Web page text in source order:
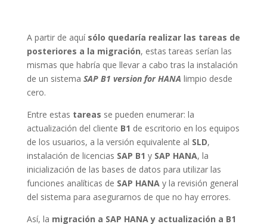
A partir de aquísólo quedaría realizar las tareas de
posteriores a la migración, estas tareas serían las
mismas que habría que llevar a cabo tras la instalación
de un sistema SAP B1 version for HANA limpio desde
cero.
Entre estas tareas se pueden enumerar: la
actualización del cliente B1 de escritorio en los equipos
de los usuarios, a la versión equivalente al SLD,
instalación de licencias SAP B1 y SAP HANA, la
inicialización de las bases de datos para utilizar las
funciones analíticas de SAP HANAy la revisión general
del sistema para asegurarnos de que no hay errores.
Así, la migración a SAP HANA y actualización a B1